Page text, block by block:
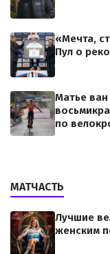
«Мечта,
Пул о
Матье ван
по
МАТЧАСТЬ
Лучшие
женским